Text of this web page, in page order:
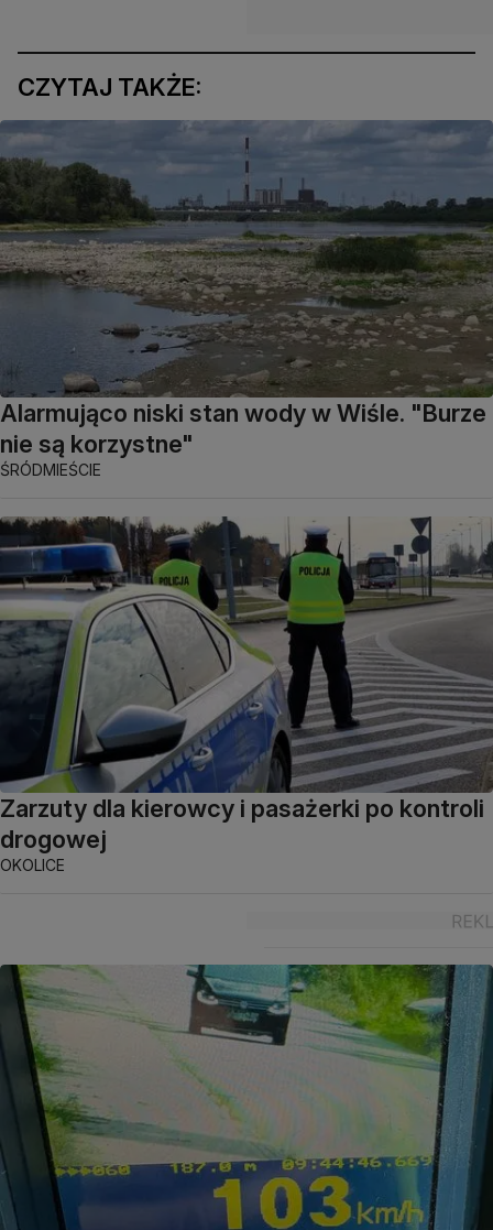
CZYTAJ TAKŻE:
Alarmująco niski stan wody w Wiśle. "Burze
nie są korzystne"
ŚRÓDMIEŚCIE
Zarzuty dla kierowcy i pasażerki po kontroli
drogowej
OKOLICE